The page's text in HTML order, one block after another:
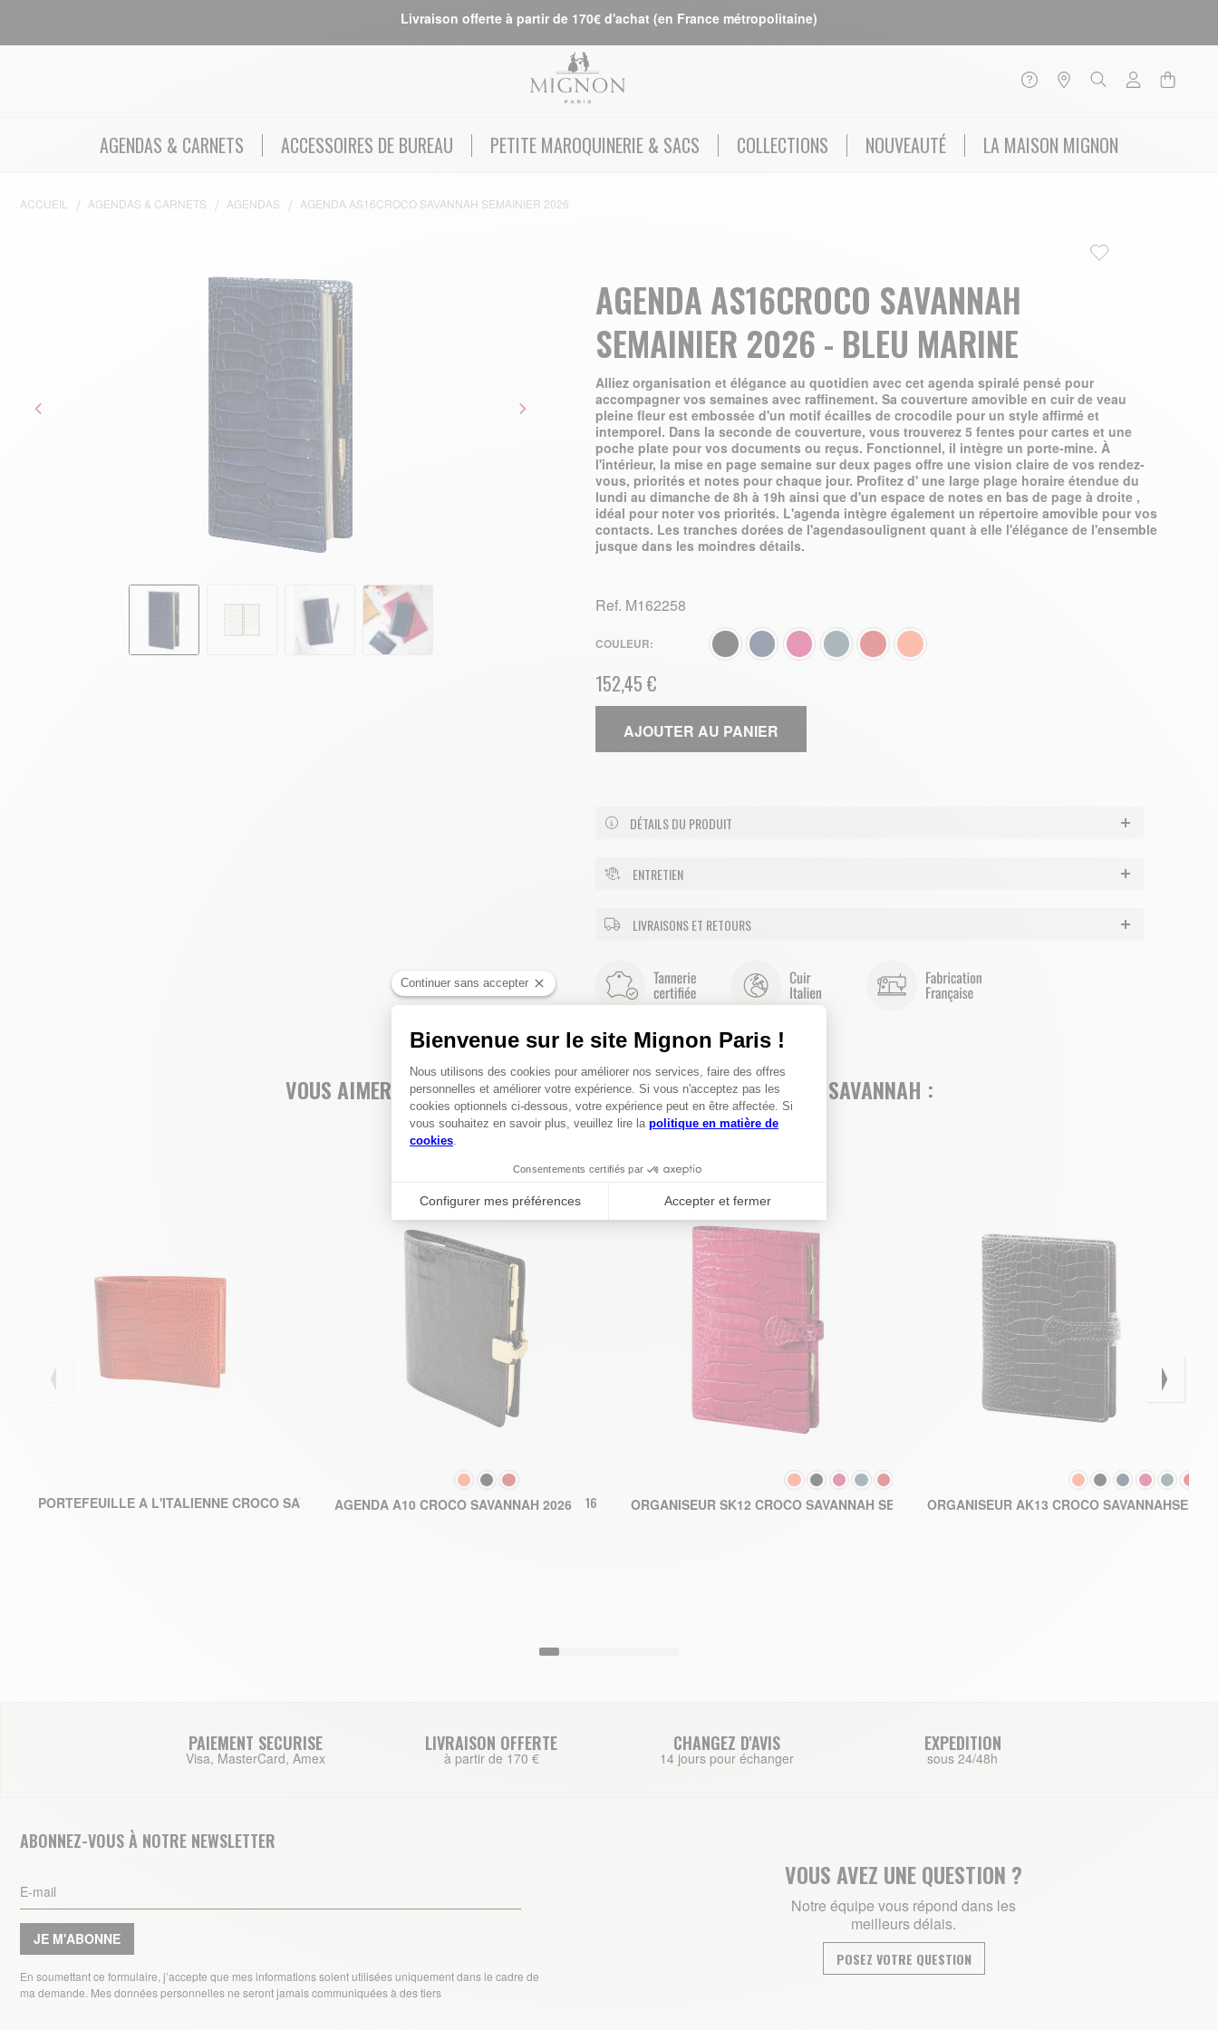
Livraison offerte à partir de 170€ d'achat (en France métropolitaine)
AGENDAS & CARNETS ACCESSOIRES DE BUREAU PETITE MAROQUINERIE & SACS COLLECTIONS NOUVEAUTÉ LA MAISON MIGNON
ACCUEIL AGENDAS & CARNETS AGENDAS AGENDA AS16CROCO SAVANNAH SEMAINIER 2026
AGENDA AS16CROCO SAVANNAH
SEMAINIER 2026 - BLEU MARINE
Alliez organisation et élégance au quotidien avec cet agenda spiralé pensé pour
accompagner vos semaines avec raffinement. Sa couverture amovible en cuir de veau
pleine fleur est embossée d'un motif écailles de crocodile pour un style affirmé et
intemporel. Dans la seconde de couverture, vous trouverez 5 fentes pour cartes et une
poche plate pour vos documents ou reçus. Fonctionnel, il intègre un porte-mine. À
l'intérieur, la mise en page semaine sur deux pages offre une vision claire de vos rendez-
vous, priorités et notes pour chaque jour. Profitez d' une large plage horaire étendue du
lundi au dimanche de 8h à 19h ainsi que d'un espace de notes en bas de page à droite ,
idéal pour noter vos priorités. L'agenda intègre également un répertoire amovible pour vos
contacts. Les tranches dorées de l'agendasoulignent quant à elle l'élégance de l'ensemble
jusque dans les moindres détails.
Ref. M162258
COULEUR
152,45 €
AJOUTER AU PANIER
DÉTAILS DU PRODUIT
ENTRETIEN
LIVRAISONS ET RETOURS
VOUS AIMEREZ AUSSI CES PRODUITS DE LA COLLECTION CROCO SAVANNAH :
PORTEFEUILLE A L'ITALIENNE CROCO SAVANNAH 131,67 €
COULEUR
AGENDA A10 CROCO SAVANNAH 2026 164,00 €
COULEUR
ORGANISEUR SK12 CROCO SAVANNAH SEMAINIER 2026 164,30 €
COULEUR
ORGANISEUR AK13 CROCO
PAIEMENT SECURISE
Visa, MasterCard, Amex
LIVRAISON OFFERTE
à partir de 170 €
CHANGEZ D'AVIS
14 jours pour échanger
EXPEDITION
sous 24/48h
ABONNEZ-VOUS À NOTRE NEWSLETTER
JE M'ABONNE
En soumettant ce formulaire, j’accepte que mes informations soient utilisées uniquement dans le cadre de
ma demande. Mes données personnelles ne seront jamais communiquées à des tiers
VOUS AVEZ UNE QUESTION ?
Notre équipe vous répond dans les
meilleurs délais.
POSEZ VOTRE QUESTION